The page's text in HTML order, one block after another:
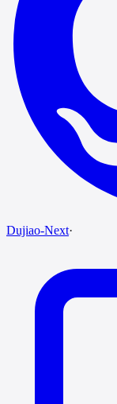
Dujiao-Next·